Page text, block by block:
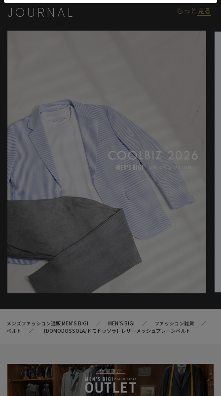
見た目は端正でありながら、日常使いしやすい柔軟さを備えてい
ます。
ほどよい艶感があり、カジュアルからドレススタイルまで幅広い
シーンにアクセントを添える、汎用性の高いメッシュベルトで
す。
※照明・光の加減、PCやスマートフォンなどの環境により、製品
と画像のカラーの見え方が異なる場合がございます。
※画像はサンプルのため、色味やサイズ等の仕様が変更になる場
合がございます。
※サイズは弊社規定の採寸によって記載しておりますが、若干の
個体差が生じる場合がございます。
JOURNAL もっと 見る
メンズファッション通販 MEN'S BIGI MEN’S BIGI
ファッション雑貨
ベルト
【DOMODOSSOLA/ドモドッソラ】レザーメッシュプレーンベルト